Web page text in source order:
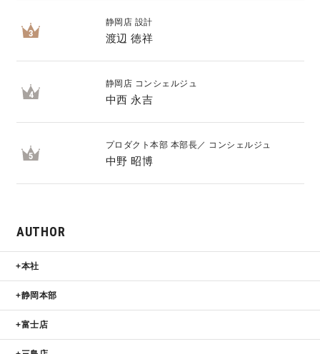
3
静岡店 設計
渡辺 徳祥
4
静岡店 コンシェルジュ
中西 永吉
5
プロダクト本部 本部長／ コンシェルジュ
中野 昭博
AUTHOR
本社
静岡本部
富士店